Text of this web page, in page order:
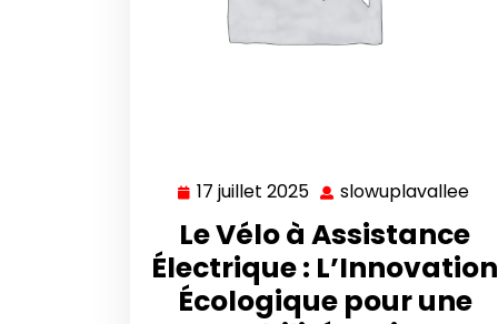
17 juillet 2025 17
juillet
2025
slowuplavallee
Le Vélo à Assistance
Électrique : L’Innovation
Écologique pour une